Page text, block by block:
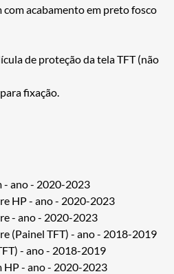
com acabamento em preto fosco
de proteção da tela TFT (não
fixação.
- ano - 2020-2023
HP - ano - 2020-2023
- ano - 2020-2023
(Painel TFT) - ano - 2018-2019
- ano - 2018-2019
HP - ano - 2020-2023